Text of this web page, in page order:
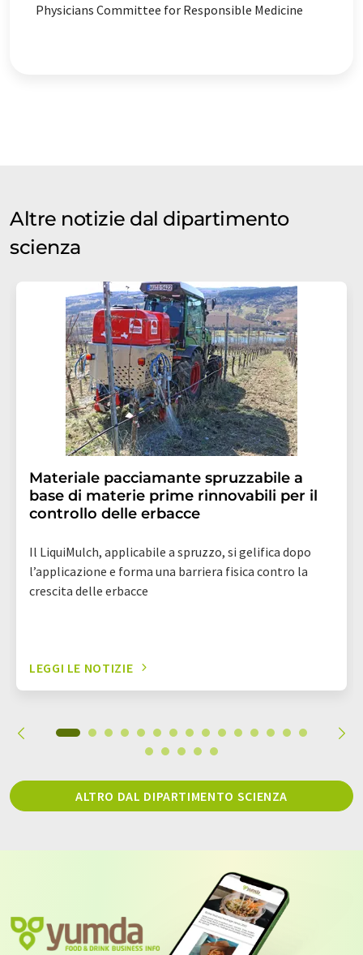
Physicians Committee for Responsible Medicine
Altre notizie dal dipartimento
scienza
Materiale pacciamante spruzzabile a
base di materie prime rinnovabili per il
controllo delle erbacce
Il LiquiMulch, applicabile a spruzzo, si gelifica dopo
l’applicazione e forma una barriera fisica contro la
crescita delle erbacce
LEGGI LE NOTIZIE
ALTRO DAL DIPARTIMENTO SCIENZA